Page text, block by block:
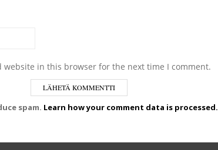
website in this browser for the next time I comment.
spam. Learn how your comment data is processed.